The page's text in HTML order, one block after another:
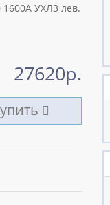
УХЛ3 лев.
27620р.